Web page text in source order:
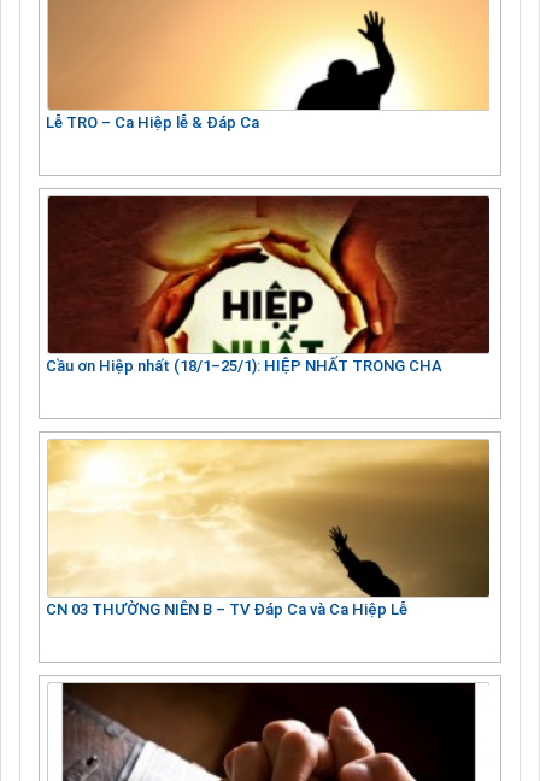
Lễ TRO – Ca Hiệp lễ & Đáp Ca
Cầu ơn Hiệp nhất (18/1–25/1): HIỆP NHẤT TRONG CHA
CN 03 THƯỜNG NIÊN B – TV Đáp Ca và Ca Hiệp Lễ